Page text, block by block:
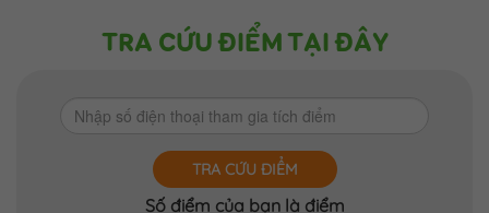
TRA CỨU ĐIỂM TẠI ĐÂY
TRA CỨU ĐIỂM
Số điểm của bạn là điểm